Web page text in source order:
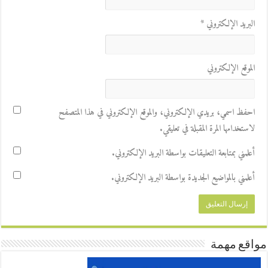
البريد الإلكتروني*
الموقع الإلكتروني
احفظ اسمي، بريدي الإلكتروني، والموقع الإلكتروني في هذا المتصفح
لاستخدامها المرة المقبلة في تعليقي.
أعلمني بمتابعة التعليقات بواسطة البريد الإلكتروني.
أعلمني بالمواضيع الجديدة بواسطة البريد الإلكتروني.
مواقع مهمة